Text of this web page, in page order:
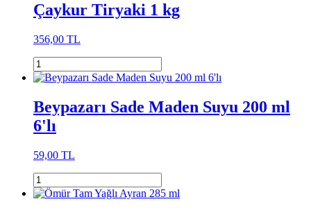
Çaykur Tiryaki 1 kg
356,00 TL
Beypazarı Sade Maden Suyu 200 ml
6'lı
59,00 TL